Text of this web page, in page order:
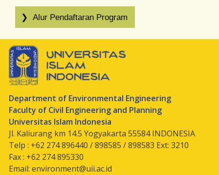
Department of Environmental Engineering
Faculty of Civil Engineering and Planning
Universitas Islam Indonesia
Jl. Kaliurang km 14.5 Yogyakarta 55584 INDONESIA
Telp : +62 274 896440 / 898585 / 898583 Ext: 3210
Fax : +62 274 895330
Email: environment@uii.ac.id